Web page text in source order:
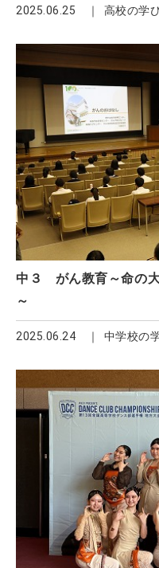
2025.06.25 高校の学
中３ がん教育～命の
～
2025.06.24 中学校の